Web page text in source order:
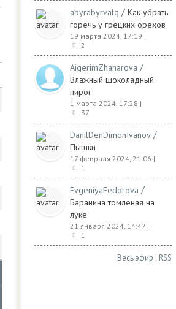
abyrabyrvalg / Как убрать
горечь у грецких орехов
19 марта 2024, 17:19 |
2
AigerimZhanarova /
Влажный шоколадный
пирог
1 марта 2024, 17:28 |
37
DanilDenDimonIvanov /
Пышки
17 февраля 2024, 21:06 |
1
EvgeniyaFedorova /
Баранина томленая на
луке
21 января 2024, 14:47 |
1
Весь эфир | RSS